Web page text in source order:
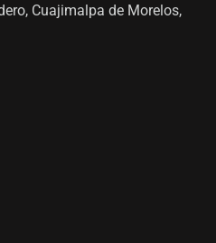
Cuajimalpa de Morelos,